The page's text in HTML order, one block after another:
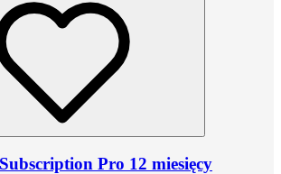
Pro 12 miesięcy